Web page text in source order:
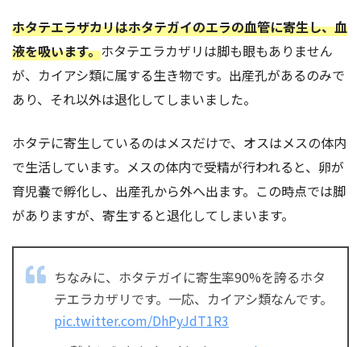
ホタテエラザカリはホタテガイのエラの血管に寄生し、血
液を吸います。ホタテエラカザリは脚も眼もありません
が、カイアシ類に属する生き物です。出産孔があるのみで
あり、それ以外は退化してしまいました。
ホタテに寄生しているのはメスだけで、オスはメスの体内
で生活しています。メスの体内で受精が行われると、卵が
育児嚢で孵化し、出産孔から外へ出ます。この時点では脚
がありますが、寄生すると退化してしまいます。
ちなみに、ホタテガイに寄生率90%を誇るホタ
テエラカザリです。一応、カイアシ類なんです。
pic.twitter.com/DhPyJdT1R3